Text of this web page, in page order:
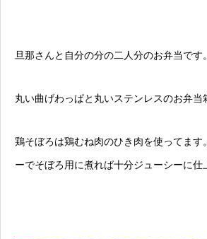
旦那さんと自分の分の二人分のお弁当です。
丸い曲げわっぱと丸いステンレスのお弁当
鶏そぼろは鶏むね肉のひき肉を使ってます
ーでそぼろ用に煮れば十分ジューシーに仕